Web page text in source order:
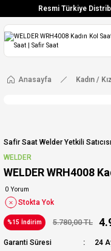
Resmi Türkiye
Anasayfa Kadın / Kız
Safir Saat Welder Yetkili
WELDER
WELDER WRH4008
0 Yorum
Stokta Yok
%15 İndirim 5.780,00 TL
Garanti Süresi
24